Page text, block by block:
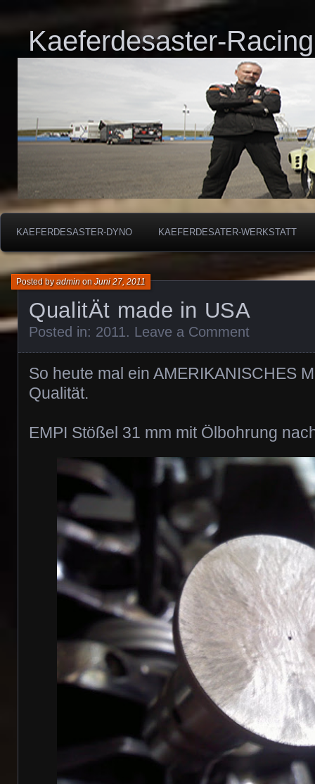
Kaeferdesaster-Racing
KAEFERDESASTER-DYNO KAEFERDESATER-WERKSTATT
QualitÄt made in USA
Posted byadminonJuni 27, 2011
Posted in: 2011. Leave a Comment
So heute mal ein AMERIKANISCHES
Qualität.
EMPI Stößel 31 mm mit Ölbohrung